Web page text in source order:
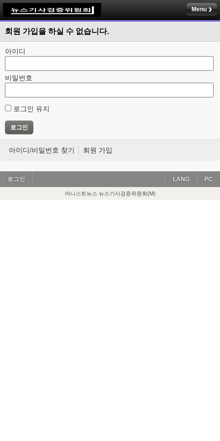
Menu
회원 가입을 하실 수 없습니다.
아이디
비밀번호
로그인 유지
아이디/비밀번호 찾기 회원 가입
로그인 PC
LANG
어니스트뉴스 뉴스기사검증위원회(M)